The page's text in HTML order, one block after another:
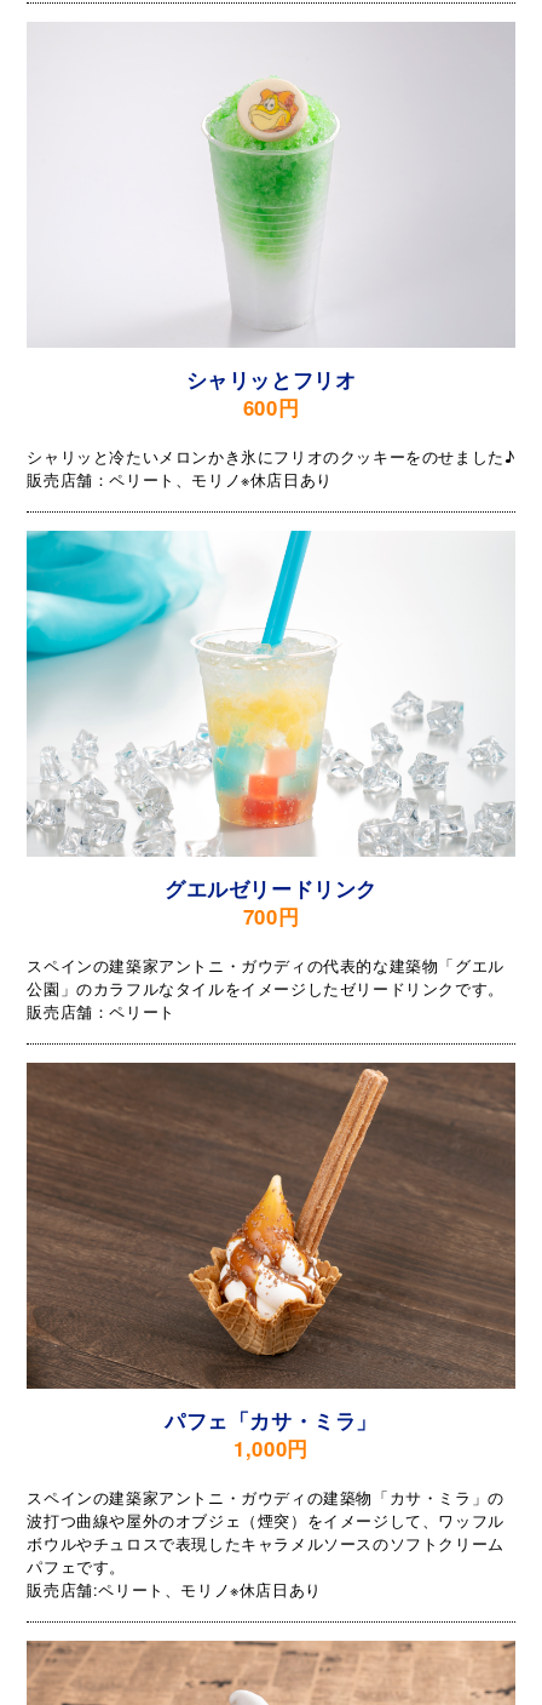
シャリッとフリオ
600円
シャリッと冷たいメロンかき氷にフリオのクッキーをのせました♪
販売店舗：ペリート、モリノ※休店日あり
グエルゼリードリンク
700円
スペインの建築家アントニ・ガウディの代表的な建築物「グエル
公園」のカラフルなタイルをイメージしたゼリードリンクです。
販売店舗：ペリート
パフェ「カサ・ミラ」
1,000円
スペインの建築家アントニ・ガウディの建築物「カサ・ミラ」の
波打つ曲線や屋外のオブジェ（煙突）をイメージして、ワッフル
ボウルやチュロスで表現したキャラメルソースのソフトクリーム
パフェです。
販売店舗:ペリート、モリノ※休店日あり